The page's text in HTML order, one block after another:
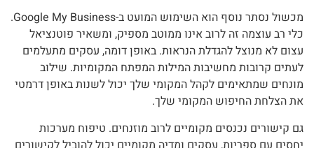
מכשול נסתר נוסף הוא השימוש המועט ב-Google My Business.
כלי רב עוצמה זה לרוב אינו ממוטב מספיק, ומשאיר פוטנציאל
עצום לא מנוצל להגדלת הנראות. באופן דומה, עסקים מתעלמים
לעתים קרובות מחשיבות המילות המפתח המקומיות. שילוב
מונחים שמתאימים לקהל המקומי שלך יכול לשנות באופן דרמטי
את הצלחת החיפוש המקומי שלך.
גם קישורים נכנסים מקומיים לרוב מוזנחים. טיפוח מערכות